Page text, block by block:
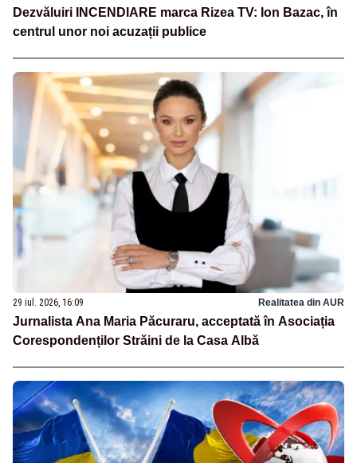
Dezvăluiri INCENDIARE marca Rizea TV: Ion Bazac, în
centrul unor noi acuzații publice
29 iul. 2026, 16:09 Realitatea din AUR
Jurnalista Ana Maria Păcuraru, acceptată în Asociația
Corespondenților Străini de la Casa Albă